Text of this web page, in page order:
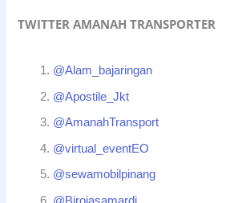
TWITTER AMANAH TRANSPORTER
@Alam_bajaringan
@Apostile_Jkt
@AmanahTransport
@virtual_eventEO
@sewamobilpinang